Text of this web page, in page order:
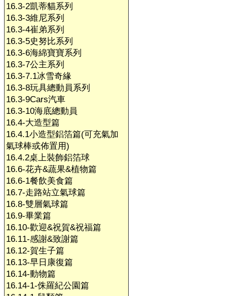
16.3-2凱蒂貓系列
16.3-3維尼系列
16.3-4崔弟系列
16.3-5史努比系列
16.3-6海綿寶寶系列
16.3-7公主系列
16.3-7.1冰雪奇緣
16.3-8玩具總動員系列
16.3-9Cars汽車
16.3-10海底總動員
16.4-大造型篇
16.4.1小造型鋁箔篇(可充氣加
氣球棒或佈置用)
16.4.2桌上裝飾鋁箔球
16.6-花卉&蔬果&植物篇
16.6-1餐飲美食篇
16.7-走路站立氣球篇
16.8-雙層氣球篇
16.9-畢業篇
16.10-歡迎&祝賀&祝福篇
16.11-感謝&致謝篇
16.12-賀生子篇
16.13-早日康復篇
16.14-動物篇
16.14-1-侏羅紀公園篇